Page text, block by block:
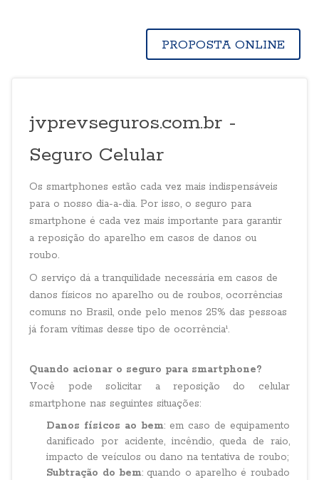
PROPOSTA ONLINE
jvprevseguros.com.br -
Seguro Celular
Os smartphones estão cada vez mais indispensáveis
para o nosso dia-a-dia. Por isso, o seguro para
smartphone é cada vez mais importante para garantir
a reposição do aparelho em casos de danos ou
roubo.
O serviço dá a tranquilidade necessária em casos de
danos físicos no aparelho ou de roubos, ocorrências
comuns no Brasil, onde pelo menos 25% das pessoas
já foram vítimas desse tipo de ocorrência¹.
Quando acionar o seguro para smartphone?
Você pode solicitar a reposição do celular
smartphone nas seguintes situações:
Danos físicos ao bem: em caso de equipamento
danificado por acidente, incêndio, queda de raio,
impacto de veículos ou dano na tentativa de roubo;
Subtração do bem: quando o aparelho é roubado